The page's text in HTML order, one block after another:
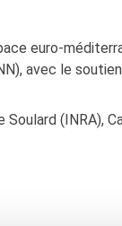
euro-
avec le
Soulard (INRA),